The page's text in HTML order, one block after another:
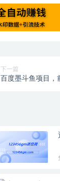
下一篇
百度墨斗鱼项目，